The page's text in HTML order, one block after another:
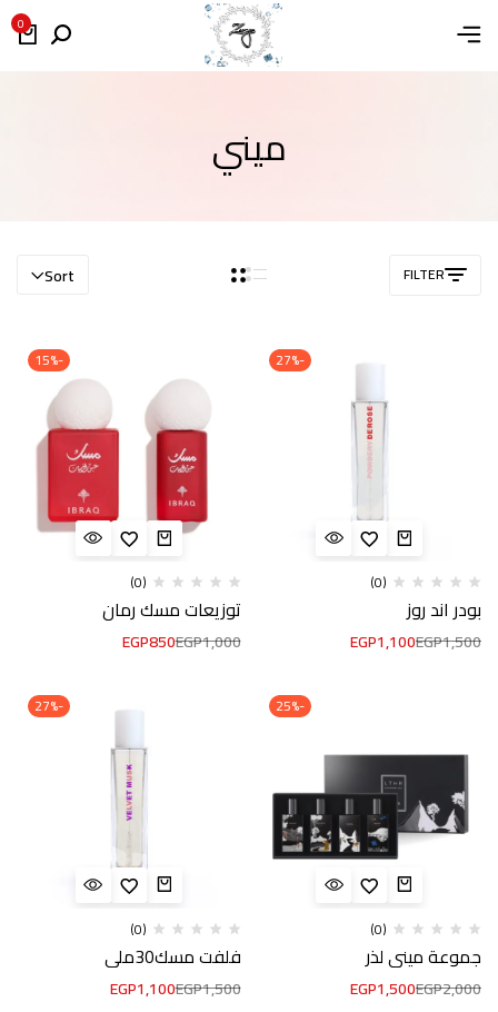
0
ميني
FILTER
Sort
-27%
(0)
بودر اند روز
EGP1,500
EGP1,100
-15%
(0)
توزيعات مسك رمان
EGP1,000
EGP850
-25%
(0)
جموعة ميني لذر
EGP2,000
EGP1,500
-27%
(0)
فلفت مسك30ملي
EGP1,500
EGP1,100